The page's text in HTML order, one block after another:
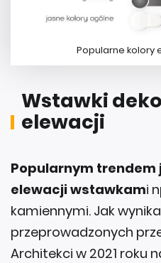
Popularne kolory
Wstawki
elewacji
Popularnym
elewacji wstawkami
kamiennymi. Jak
przeprowadzonych
Architekci w 2021 roku